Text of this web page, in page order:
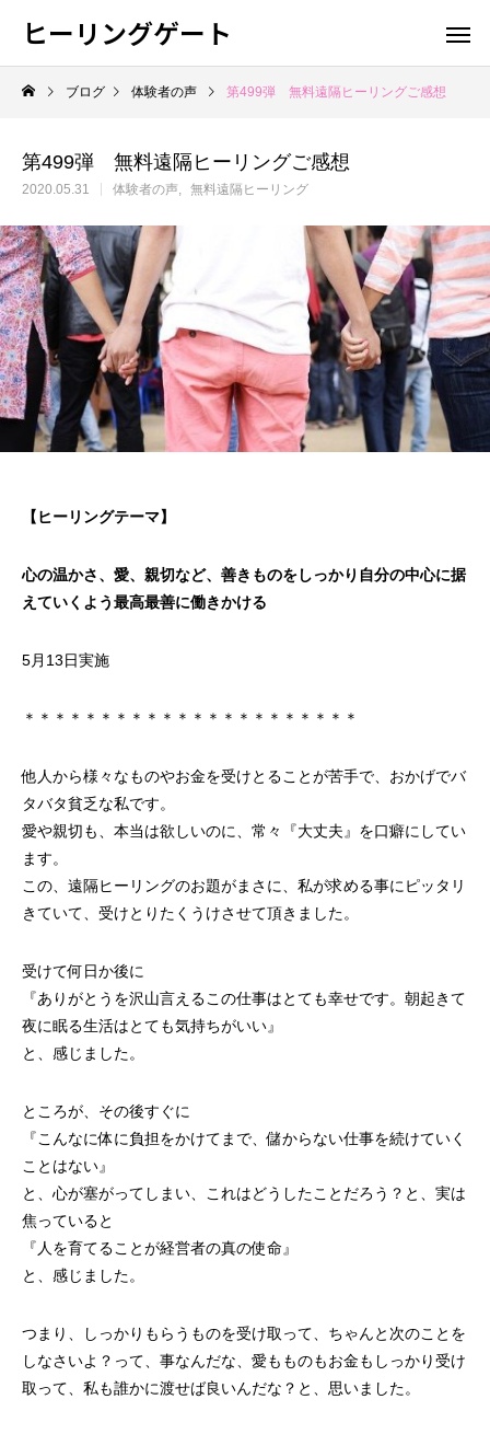
ヒーリングゲート
ブログ 体験者の声 第499弾 無料遠隔ヒーリングご感想
第499弾 無料遠隔ヒーリングご感想
2020.05.31 体験者の声 無料遠隔ヒーリング
【ヒーリングテーマ】
心の温かさ、愛、親切など、善きものをしっかり自分の中心に据
えていくよう最高最善に働きかける
5月13日実施
＊＊＊＊＊＊＊＊＊＊＊＊＊＊＊＊＊＊＊＊＊＊
他人から様々なものやお金を受けとることが苦手で、おかげでバ
タバタ貧乏な私です。
愛や親切も、本当は欲しいのに、常々『大丈夫』を口癖にしてい
ます。
この、遠隔ヒーリングのお題がまさに、私が求める事にピッタリ
きていて、受けとりたくうけさせて頂きました。
受けて何日か後に
『ありがとうを沢山言えるこの仕事はとても幸せです。朝起きて
夜に眠る生活はとても気持ちがいい』
と、感じました。
ところが、その後すぐに
『こんなに体に負担をかけてまで、儲からない仕事を続けていく
ことはない』
と、心が塞がってしまい、これはどうしたことだろう？と、実は
焦っていると
『人を育てることが経営者の真の使命』
と、感じました。
つまり、しっかりもらうものを受け取って、ちゃんと次のことを
しなさいよ？って、事なんだな、愛もものもお金もしっかり受け
取って、私も誰かに渡せば良いんだな？と、思いました。